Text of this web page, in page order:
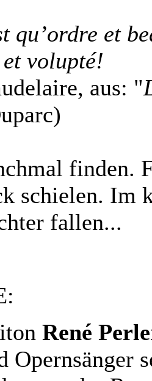
qu’ordre et
volupté!
aus: "
finden.
schielen. Im
fallen...
René
Opernsänger